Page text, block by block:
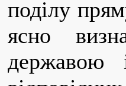
поділу
ясно
державою